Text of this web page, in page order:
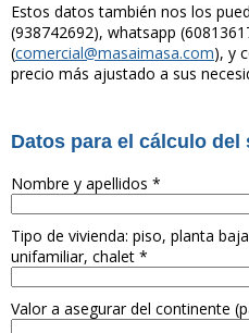
Estos datos también nos los
(938742692), whatsapp
(comercial@masaimasa.com), y
precio más ajustado a sus
Datos para el cálculo del
Nombre y apellidos *
Tipo de vivienda: piso, planta
unifamiliar, chalet *
Valor a asegurar del continente